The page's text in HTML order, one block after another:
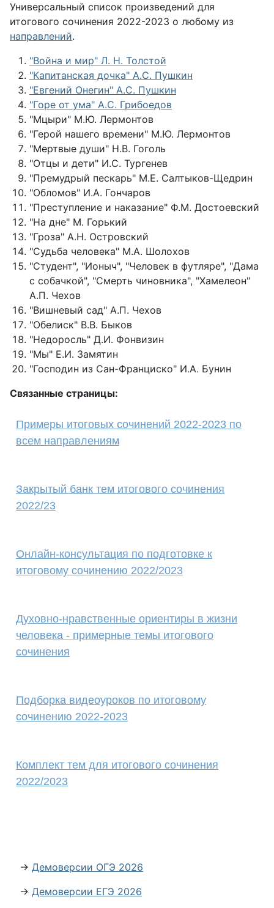
Универсальный список произведений для
итогового сочинения 2022-2023 о любому из
направлений.
"Война и мир" Л. Н. Толстой
"Капитанская дочка" А.С. Пушкин
"Евгений Онегин" А.С. Пушкин
"Горе от ума" А.С. Грибоедов
"Мцыри" М.Ю. Лермонтов
"Герой нашего времени" М.Ю. Лермонтов
"Мертвые души" Н.В. Гоголь
"Отцы и дети" И.С. Тургенев
"Премудрый пескарь" М.Е. Салтыков-Щедрин
"Обломов" И.А. Гончаров
"Преступление и наказание" Ф.М. Достоевский
"На дне" М. Горький
"Гроза" А.Н. Островский
"Судьба человека" М.А. Шолохов
"Студент", "Ионыч", "Человек в футляре", "Дама
с собачкой", "Смерть чиновника", "Хамелеон"
А.П. Чехов
"Вишневый сад" А.П. Чехов
"Обелиск" В.В. Быков
"Недоросль" Д.И. Фонвизин
"Мы" Е.И. Замятин
"Господин из Сан-Франциско" И.А. Бунин
Связанные страницы:
Примеры итоговых сочинений 2022-2023 по
всем направлениям
Закрытый банк тем итогового сочинения
2022/23
Онлайн-консультация по подготовке к
итоговому сочинению 2022/2023
Духовно-нравственные ориентиры в жизни
человека - примерные темы итогового
сочинения
Подборка видеоуроков по итоговому
сочинению 2022-2023
Комплект тем для итогового сочинения
2022/2023
→ Демоверсии ОГЭ 2026
→ Демоверсии ЕГЭ 2026